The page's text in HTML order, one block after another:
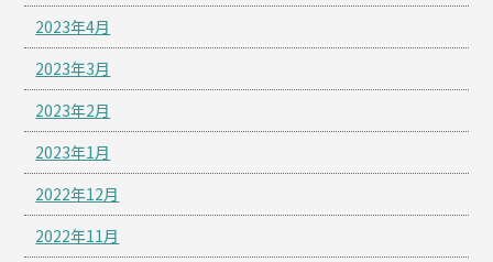
2023年4月
2023年3月
2023年2月
2023年1月
2022年12月
2022年11月